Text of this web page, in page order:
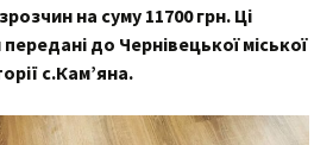
на суму 11700 грн. Ці
до Чернівецької міської
с.Кам’яна.